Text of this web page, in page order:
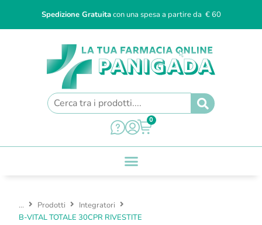
Spedizione Gratuitacon una spesa a partire da € 60
0
... Prodotti
Integratori
B-VITAL TOTALE 30CPR RIVESTITE